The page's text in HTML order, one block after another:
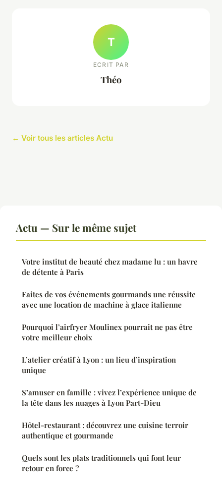
T
ECRIT PAR
Théo
← Voir tous les articles Actu
Actu — Sur le même sujet
Votre institut de beauté chez madame lu : un havre
de détente à Paris
Faites de vos événements gourmands une réussite
avec une location de machine à glace italienne
Pourquoi l’airfryer Moulinex pourrait ne pas être
votre meilleur choix
L’atelier créatif à Lyon : un lieu d’inspiration
unique
S’amuser en famille : vivez l’expérience unique de
la tête dans les nuages à Lyon Part-Dieu
Hôtel-restaurant : découvrez une cuisine terroir
authentique et gourmande
Quels sont les plats traditionnels qui font leur
retour en force ?